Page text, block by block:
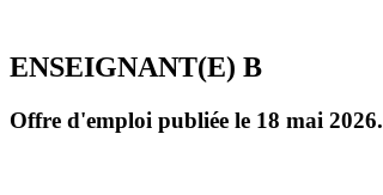
ENSEIGNANT(E) B
Offre d'emploi publiée le 18 mai 2026.